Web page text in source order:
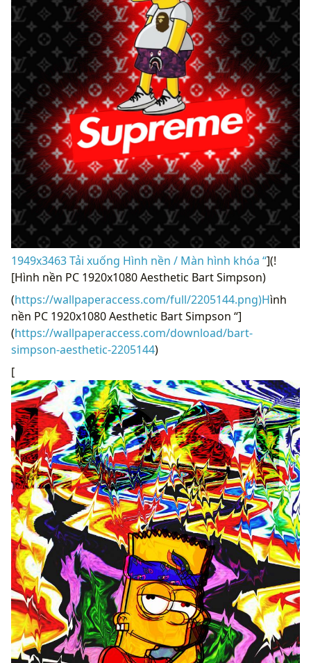
1949x3463 Tải xuống Hình nền / Màn hình khóa “](!
[Hình nền PC 1920x1080 Aesthetic Bart Simpson)
(https://wallpaperaccess.com/full/2205144.png)Hình
nền PC 1920x1080 Aesthetic Bart Simpson “]
(https://wallpaperaccess.com/download/bart-
simpson-aesthetic-2205144)
[